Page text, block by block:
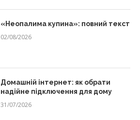
«Неопалима купина»: повний текст
02/08/2026
Домашній інтернет: як обрати
надійне підключення для дому
31/07/2026